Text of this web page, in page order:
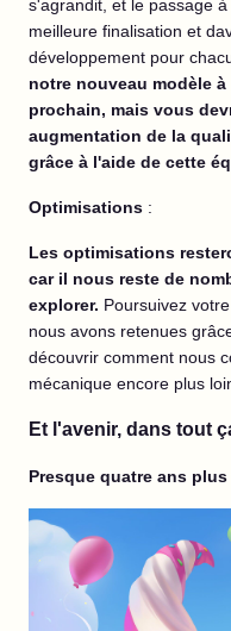
s'agrandit, et le passage
meilleure finalisation et
développement pour
notre nouveau modèle
prochain, mais vous
augmentation de la
grâce à l'aide de cette
Optimisations :
Les optimisations
car il nous reste de
explorer. Poursuivez
nous avons retenues
découvrir comment nous
mécanique encore plus
Et l'avenir, dans tout
Presque quatre ans